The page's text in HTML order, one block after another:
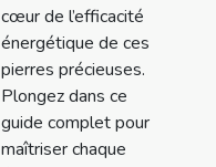
cœur de l’efficacité
énergétique de ces
pierres précieuses.
Plongez dans ce
guide complet pour
maîtriser chaque